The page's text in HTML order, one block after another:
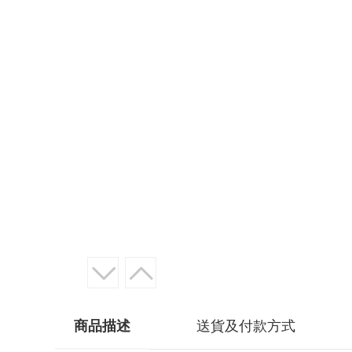
商品描述 送貨及付款方式